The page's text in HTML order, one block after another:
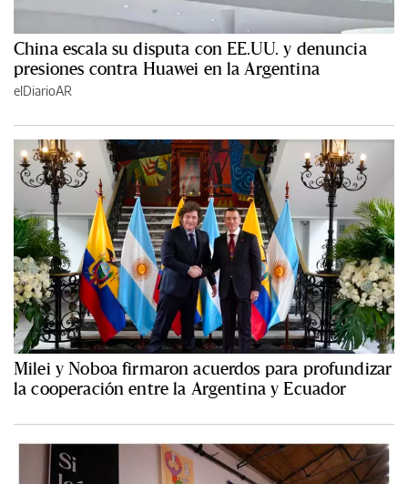
China escala su disputa con EE.UU. y denuncia
presiones contra Huawei en la Argentina
elDiarioAR
Milei y Noboa firmaron acuerdos para profundizar
la cooperación entre la Argentina y Ecuador